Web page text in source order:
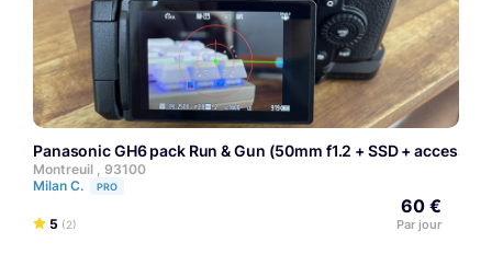
Panasonic GH6 pack Run & Gun (50mm f1.2 + SSD +
Montreuil , 93100
Milan C.
PRO
5 (2)
60 €
Par jour